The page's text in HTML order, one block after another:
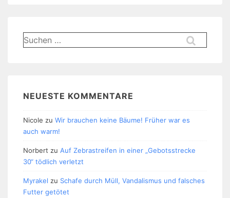
Suchen
nach:
NEUESTE KOMMENTARE
Nicole zu Wir brauchen keine Bäume! Früher war es
auch warm!
Norbert zu Auf Zebrastreifen in einer „Gebotsstrecke
30“ tödlich verletzt
Myrakel zu Schafe durch Müll, Vandalismus und falsches
Futter getötet